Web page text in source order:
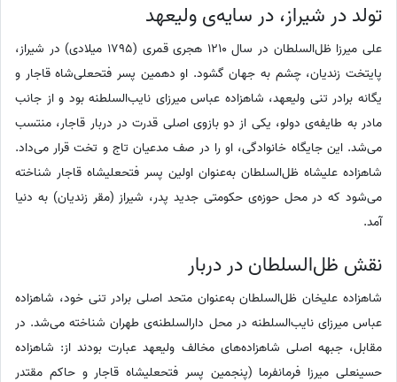
تولد در شیراز، در سایه‌ی ولیعهد
علی میرزا ظل‌السلطان در سال 1210 هجری قمری (1795 میلادی) در شیراز،
پایتخت زندیان، چشم به جهان گشود. او دهمین پسر فتحعلی‌شاه قاجار و
یگانه برادر تنی ولیعهد، شاهزاده عباس میرزای نایب‌السلطنه بود و از جانب
مادر به طایفه‌ی دولو، یکی از دو بازوی اصلی قدرت در دربار قاجار، منتسب
می‌شد. این جایگاه خانوادگی، او را در صف مدعیان تاج و تخت قرار می‌داد.
شاهزاده علیشاه ظل‌السلطان به‌عنوان اولین پسر فتحعلیشاه قاجار شناخته
می‌شود که در محل حوزه‌ی حکومتی جدید پدر، شیراز (مقر زندیان) به دنیا
آمد.
نقش ظل‌السلطان در دربار
شاهزاده علیخان ظل‌السلطان به‌عنوان متحد اصلی برادر تنی خود، شاهزاده
عباس میرزای نایب‌السلطنه در محل دارالسلطنه‌ی طهران شناخته می‌شد. در
مقابل، جبهه اصلی شاهزاده‌های مخالف ولیعهد عبارت بودند از: شاهزاده
حسینعلی میرزا فرمانفرما (پنجمین پسر فتحعلیشاه قاجار و حاکم مقتدر